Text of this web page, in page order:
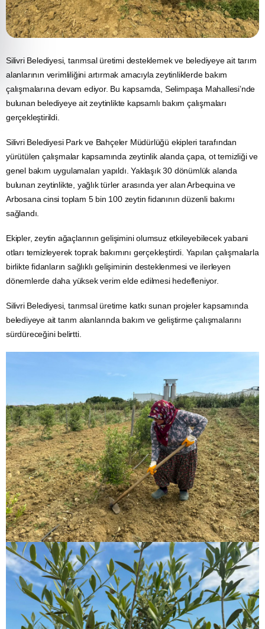
Silivri Belediyesi, tarımsal üretimi desteklemek ve belediyeye ait tarım
alanlarının verimliliğini artırmak amacıyla zeytinliklerde bakım
çalışmalarına devam ediyor. Bu kapsamda, Selimpaşa Mahallesi’nde
bulunan belediyeye ait zeytinlikte kapsamlı bakım çalışmaları
gerçekleştirildi.
Silivri Belediyesi Park ve Bahçeler Müdürlüğü ekipleri tarafından
yürütülen çalışmalar kapsamında zeytinlik alanda çapa, ot temizliği ve
genel bakım uygulamaları yapıldı. Yaklaşık 30 dönümlük alanda
bulunan zeytinlikte, yağlık türler arasında yer alan Arbequina ve
Arbosana cinsi toplam 5 bin 100 zeytin fidanının düzenli bakımı
sağlandı.
Ekipler, zeytin ağaçlarının gelişimini olumsuz etkileyebilecek yabani
otları temizleyerek toprak bakımını gerçekleştirdi. Yapılan çalışmalarla
birlikte fidanların sağlıklı gelişiminin desteklenmesi ve ilerleyen
dönemlerde daha yüksek verim elde edilmesi hedefleniyor.
Silivri Belediyesi, tarımsal üretime katkı sunan projeler kapsamında
belediyeye ait tarım alanlarında bakım ve geliştirme çalışmalarını
sürdüreceğini belirtti.